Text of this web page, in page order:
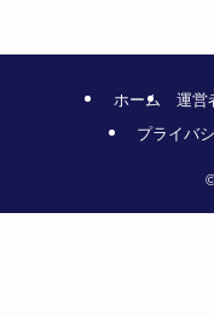
ホーム 運営
プライバ